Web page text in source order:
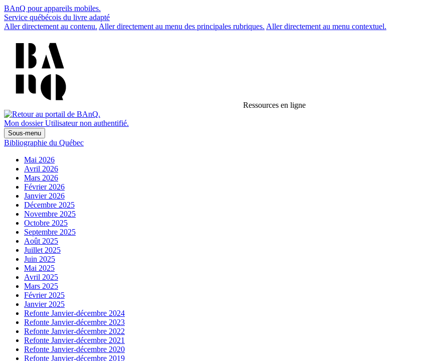
BAnQ pour appareils mobiles.
Service québécois du livre adapté
Aller directement au contenu. Aller directement au menu des principales rubriques. Aller directement au menu contextuel.
Ressources en ligne
Mon dossier Utilisateur non authentifié.
Sous-menu
Bibliographie du Québec
Mai 2026
Avril 2026
Mars 2026
Février 2026
Janvier 2026
Décembre 2025
Novembre 2025
Octobre 2025
Septembre 2025
Août 2025
Juillet 2025
Juin 2025
Mai 2025
Avril 2025
Mars 2025
Février 2025
Janvier 2025
Refonte Janvier-décembre 2024
Refonte Janvier-décembre 2023
Refonte Janvier-décembre 2022
Refonte Janvier-décembre 2021
Refonte Janvier-décembre 2020
Refonte Janvier-décembre 2019